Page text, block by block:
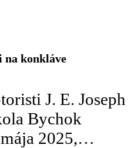
konkláve
J. E. Joseph
Bychok
2025,…